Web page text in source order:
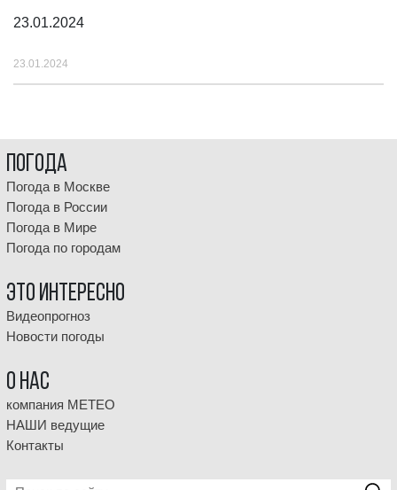
23.01.2024
23.01.2024
Погода
Погода в Москве
Погода в России
Погода в Мире
Погода по городам
Это интересно
Видеопрогноз
Новости погоды
О НАС
компания МЕТЕО
НАШИ ведущие
Контакты